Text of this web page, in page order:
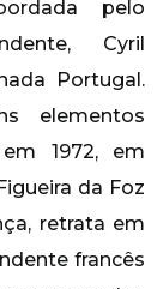
pelo
Cyril
Portugal.
elementos
1972, em
da Foz
retrata em
francês